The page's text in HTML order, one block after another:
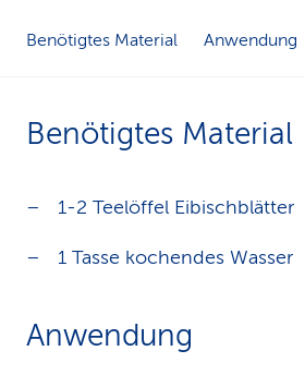
k
s
Benötigtes Material Anwendung
Benötigtes Material
1-2 Teelöffel Eibischblätter
1 Tasse kochendes Wasser
Anwendung